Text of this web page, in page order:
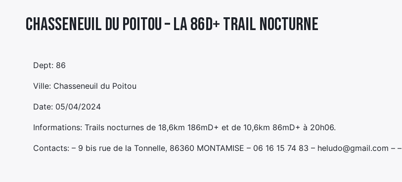
Chasseneuil du Poitou – LA 86D+ TRAIL NOCTURNE
Dept: 86
Ville: Chasseneuil du Poitou
Date: 05/04/2024
Informations: Trails nocturnes de 18,6km 186mD+ et de 10,6km 86mD+ à 20h06.
Contacts: – 9 bis rue de la Tonnelle, 86360 MONTAMISE – 06 16 15 74 83 – heludo@gmail.com – –